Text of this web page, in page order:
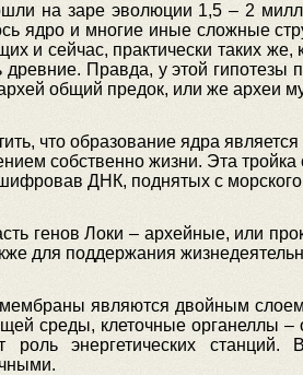
на заре эволюции 1,5 – 2
ядро и многие иные сложные
и сейчас, практически таких
древние. Правда, у этой гипотезы
общий предок, или же археи
что образование ядра
собственно жизни. Эта
ДНК, поднятых с
генов Локи – архейные, или
для поддержания
являются двойным
среды, клеточные органеллы –
роль энергетических